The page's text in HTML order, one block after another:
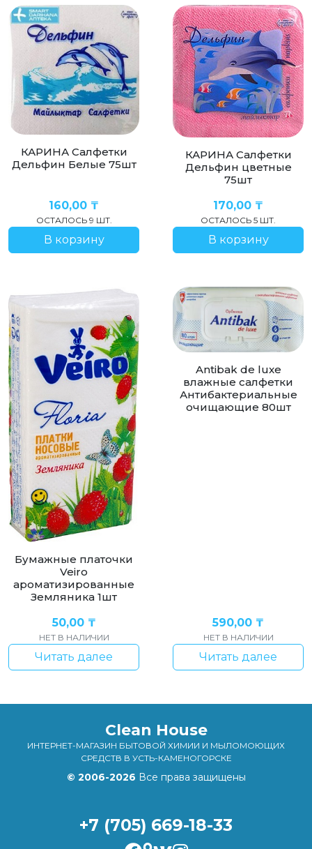
КАРИНА Салфетки
Дельфин Белые 75шт
160,00 ₸
ОСТАЛОСЬ 9 ШТ.
В корзину
КАРИНА Салфетки
Дельфин цветные
75шт
170,00 ₸
ОСТАЛОСЬ 5 ШТ.
В корзину
Бумажные платочки
Veiro
ароматизированные
Земляника 1шт
50,00 ₸
НЕТ В НАЛИЧИИ
Читать далее
Antibak de luxe
влажные салфетки
Антибактериальные
очищающие 80шт
590,00 ₸
НЕТ В НАЛИЧИИ
Читать далее
Clean House
ИНТЕРНЕТ-МАГАЗИН БЫТОВОЙ ХИМИИ И МЫЛОМОЮЩИХ
СРЕДСТВ В УСТЬ-КАМЕНОГОРСКЕ
© 2006-2026 Все права защищены
+7 (705) 669-18-33